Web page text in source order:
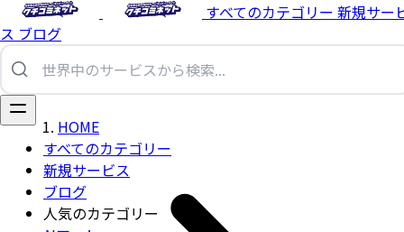
すべてのカテゴリー 新規サー
ス ブログ
すべてのカテゴリー
新規サービス
ブログ
人気のカテゴリー
HOME